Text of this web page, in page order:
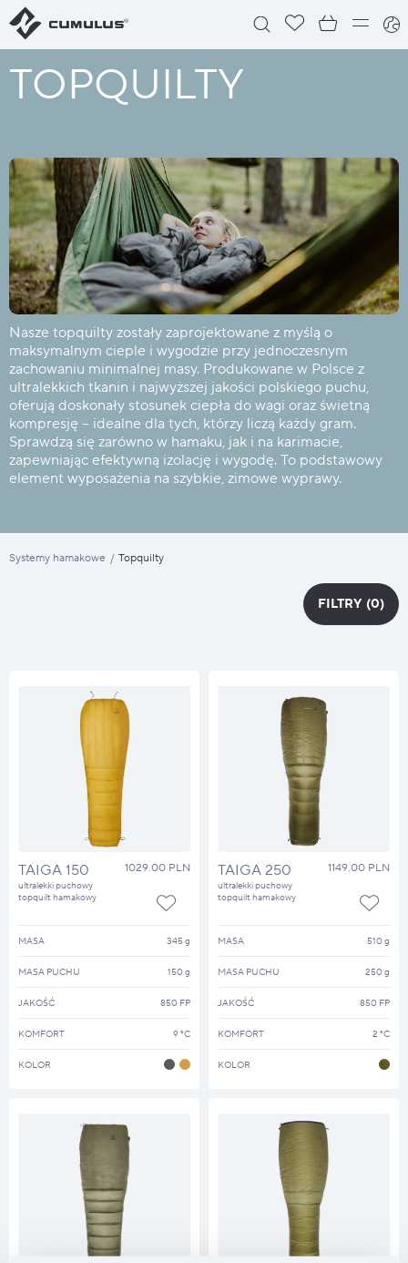
TOPQUILTY
Nasze topquilty zostały zaprojektowane z myślą o
maksymalnym cieple i wygodzie przy jednoczesnym
zachowaniu minimalnej masy. Produkowane w Polsce z
ultralekkich tkanin i najwyższej jakości polskiego puchu,
oferują doskonały stosunek ciepła do wagi oraz świetną
kompresję – idealne dla tych, którzy liczą każdy gram.
Sprawdzą się zarówno w hamaku, jak i na karimacie,
zapewniając efektywną izolację i wygodę. To podstawowy
element wyposażenia na szybkie, zimowe wyprawy.
Systemy hamakowe / Topquilty
FILTRY
FILTRY
(0)
1029.00 PLN
TAIGA 150
ultralekki puchowy
topquilt hamakowy
JAKOŚĆ 850 FP
KOMFORT 9 °C
MASA 345 g
MASA PUCHU 150 g
KOLOR
1149.00 PLN
TAIGA 250
ultralekki puchowy
topquilt hamakowy
JAKOŚĆ 850 FP
KOMFORT 2 °C
MASA 510 g
MASA PUCHU 250 g
KOLOR